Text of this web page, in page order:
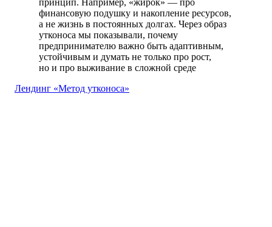
принцип. Например, «жирок» — про
финансовую подушку и накопление ресурсов,
а не жизнь в постоянных долгах. Через образ
утконоса мы показывали, почему
предпринимателю важно быть адаптивным,
устойчивым и думать не только про рост,
но и про выживание в сложной среде
Лендинг «Метод утконоса»